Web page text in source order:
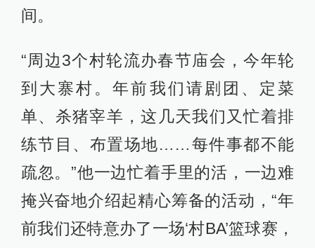
间。
“周边3个村轮流办春节庙会，今年轮
到大寨村。年前我们请剧团、定菜
单、杀猪宰羊，这几天我们又忙着排
练节目、布置场地……每件事都不能
疏忽。”他一边忙着手里的活，一边难
掩兴奋地介绍起精心筹备的活动，“年
前我们还特意办了一场‘村BA’篮球赛，